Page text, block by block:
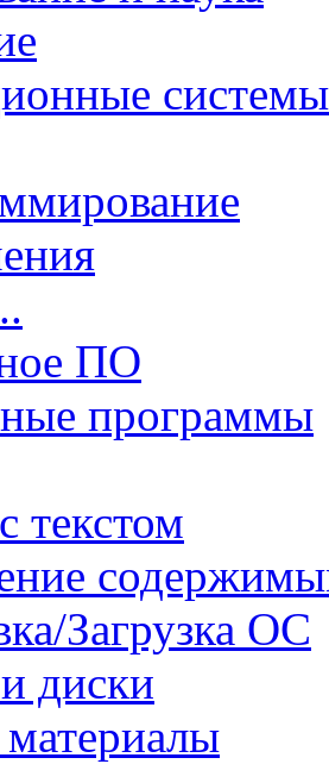
системы
ПО
программы
текстом
Загрузка ОС
диски